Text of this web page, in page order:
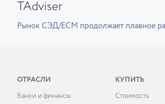
TAdviser
Рынок СЭД/ECM продолжает плавное
ОТРАСЛИ
Банки и финансы
КУПИТЬ
Cтоимость